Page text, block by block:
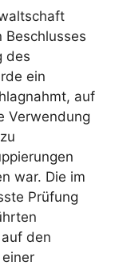
Beschlusses
des
ein
auf
Verwendung
war. Die im
Prüfung
auf den